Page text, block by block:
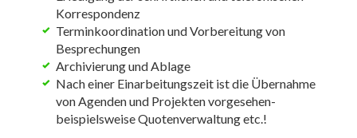
Korrespondenz
Terminkoordination und Vorbereitung von
Besprechungen
Archivierung und Ablage
Nach einer Einarbeitungszeit ist die Übernahme
von Agenden und Projekten vorgesehen-
beispielsweise Quotenverwaltung etc.!